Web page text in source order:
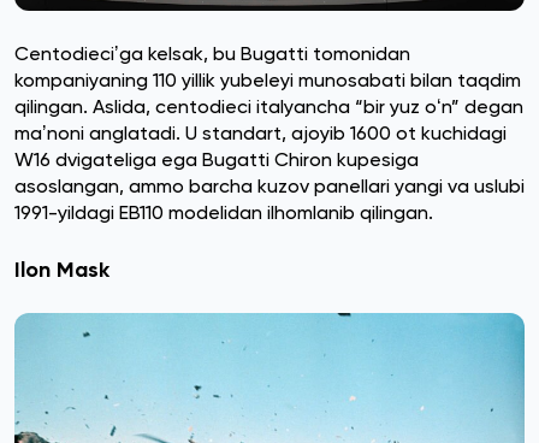
Centodieciʼga kelsak, bu Bugatti tomonidan
kompaniyaning 110 yillik yubeleyi munosabati bilan taqdim
qilingan. Aslida, centodieci italyancha “bir yuz oʻn” degan
maʼnoni anglatadi. U standart, ajoyib 1600 ot kuchidagi
W16 dvigateliga ega Bugatti Chiron kupesiga
asoslangan, ammo barcha kuzov panellari yangi va uslubi
1991-yildagi EB110 modelidan ilhomlanib qilingan.
Ilon Mask